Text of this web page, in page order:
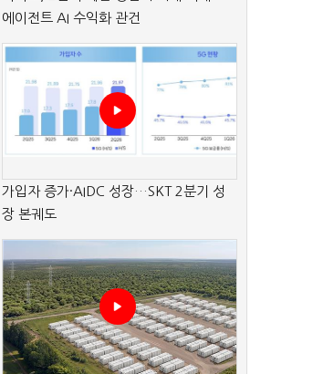
에이전트 AI 수익화 관건
가입자 증가·AIDC 성장…SKT 2분기 성
장 본궤도